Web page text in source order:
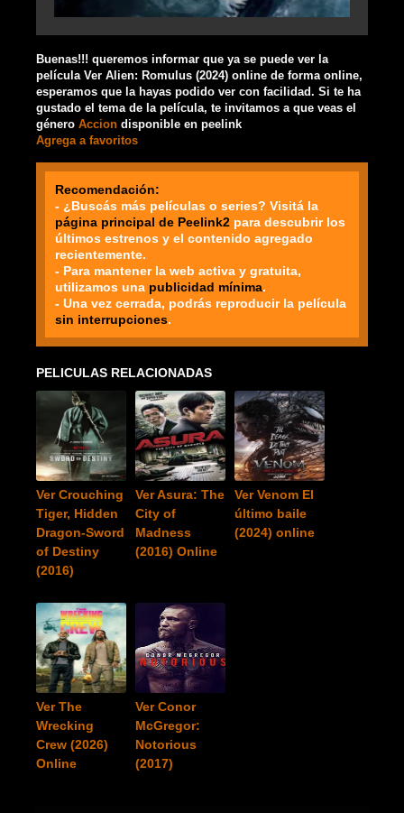
Buenas!!! queremos informar que ya se puede ver la
película Ver Alien: Romulus (2024) online de forma online,
esperamos que la hayas podido ver con facilidad. Si te ha
gustado el tema de la película, te invitamos a que veas el
género Accion disponible en peelink
Agrega a favoritos
Recomendación:
- ¿Buscás más películas o series? Visitá la
página principal de Peelink2 para descubrir los
últimos estrenos y el contenido agregado
recientemente.
- Para mantener la web activa y gratuita,
utilizamos una publicidad mínima.
- Una vez cerrada, podrás reproducir la película
sin interrupciones.
PELICULAS RELACIONADAS
Ver Crouching
Tiger, Hidden
Dragon-Sword
of Destiny
(2016)
Ver Asura: The
City of
Madness
(2016) Online
Ver Venom El
último baile
(2024) online
Ver The
Wrecking
Crew (2026)
Online
Ver Conor
McGregor:
Notorious
(2017)